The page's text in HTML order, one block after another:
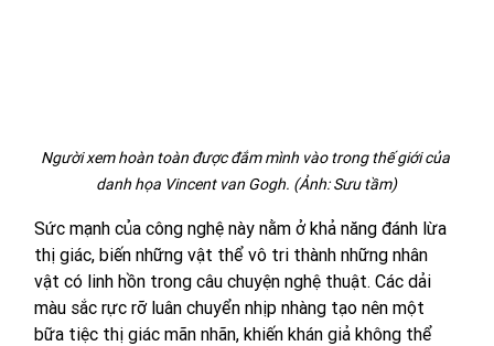
Người xem hoàn toàn được đắm mình vào trong thế giới của
danh họa Vincent van Gogh. (Ảnh: Sưu tầm)
Sức mạnh của công nghệ này nằm ở khả năng đánh lừa
thị giác, biến những vật thể vô tri thành những nhân
vật có linh hồn trong câu chuyện nghệ thuật. Các dải
màu sắc rực rỡ luân chuyển nhịp nhàng tạo nên một
bữa tiệc thị giác mãn nhãn, khiến khán giả không thể